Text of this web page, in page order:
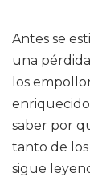
Antes se
una
los
saber por
tanto de
sigue